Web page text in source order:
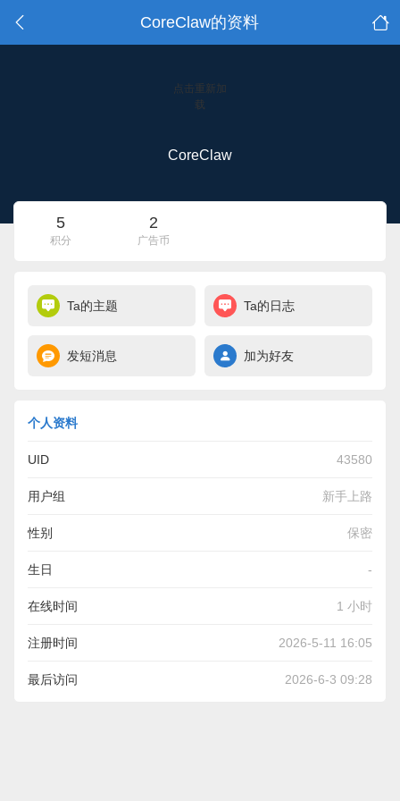
CoreClaw的资料
点击重新加
载
CoreClaw
5
积分
2
广告币
Ta的主题 Ta的日志
发短消息 加为好友
个人资料
UID 43580
用户组 新手上路
性别 保密
生日 -
在线时间 1 小时
注册时间 2026-5-11 16:05
最后访问 2026-6-3 09:28